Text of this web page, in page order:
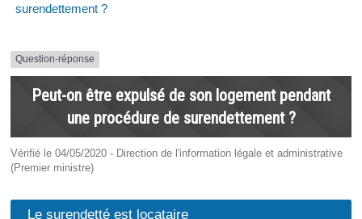
surendettement ?
Question-réponse
Peut-on être expulsé de son logement pendant
une procédure de surendettement ?
Vérifié le 04/05/2020 - Direction de l'information légale et administrative
(Premier ministre)
Le surendetté est locataire